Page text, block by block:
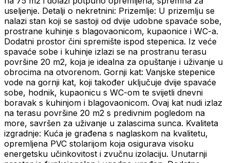
useljenje. Detalji o nekretnini: Prizemlje: U prizemlju se
nalazi stan koji se sastoji od dvije udobne spavaće sobe,
prostrane kuhinje s blagovaonicom, kupaonice i WC-a.
Dodatni prostor čini spremište ispod stepenica. Iz veće
spavaće sobe i kuhinje izlazi se na prostranu terasu
površine 20 m2, koja je idealna za opuštanje i uživanje u
obrocima na otvorenom. Gornji kat: Vanjske stepenice
vode na gornji kat, koji također uključuje dvije spavaće
sobe, hodnik, kupaonicu s WC-om te svijetli dnevni
boravak s kuhinjom i blagovaonicom. Ovaj kat nudi izlaz
na terasu površine 20 m2 s predivnim pogledom na
more, savršen za uživanje u zalascima sunca. Kvaliteta
izgradnje: Kuća je građena s naglaskom na kvalitetu,
opremljena PVC stolarijom koja osigurava visoku
energetsku učinkovitost i zvučnu izolaciju. Unutarnji